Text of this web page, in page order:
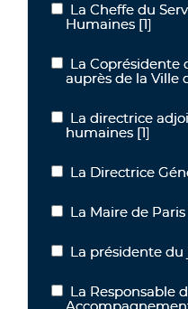
La Cheffe du Service des
La Cheffe du
Humaines [1]
La Coprésidente de la
La Coprésidente
auprès de la Ville
La directrice adjointe
La directrice
humaines [1]
La Directrice Générale
La Directrice
La Maire de Paris
La Maire de Paris
La présidente du jury
La présidente du
La Responsable de la
La Responsable